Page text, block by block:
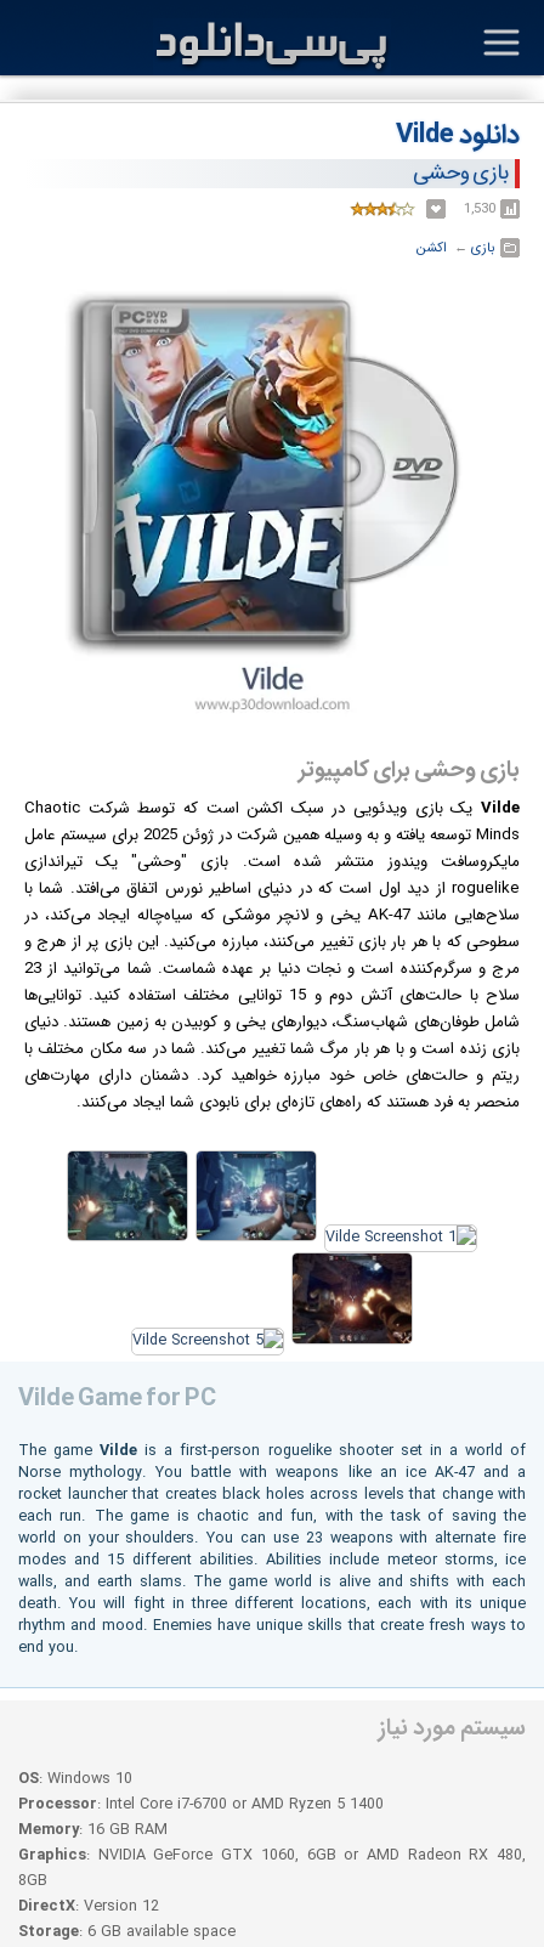
دانلود Vilde
بازی وحشی
1,530
بازی ← ‏ اکشن
بازی وحشی برای کامپیوتر
Vilde یکبازی
ویدئویی در سبک اکشن است که توسط شرکت Chaotic
Minds توسعه یافته و به وسیله همین شرکت در ژوئن 2025 برای سیستم عامل
مایکروسافتویندوز منتشر شده است. بازی "وحشی" یک تیراندازی
roguelike از دید اول است که در دنیای اساطیر نورس اتفاق می‌افتد. شما با
سلاح‌هایی مانند AK-47 یخی و لانچر موشکی که سیاه‌چاله ایجاد می‌کند، در
سطوحی که با هر بار بازی تغییر می‌کنند، مبارزه می‌کنید. این بازی پر از هرج و
مرج و سرگرم‌کننده است و نجات دنیا بر عهده شماست. شما می‌توانید از 23
سلاح با حالت‌های آتش دوم و 15 توانایی مختلف استفاده کنید. توانایی‌ها
شامل طوفان‌های شهاب‌سنگ، دیوارهای یخی و کوبیدن به زمین هستند. دنیای
بازی زنده است و با هر بار مرگ شما تغییر می‌کند. شما در سه مکان مختلف با
ریتم و حالت‌های خاص خود مبارزه خواهید کرد. دشمنان دارای مهارت‌های
منحصر به فرد هستند که راه‌های تازه‌ای برای نابودی شما ایجاد می‌کنند.
Vilde Game for PC
The gameVildeis a first-person roguelike shooter set in a world of
Norse mythology. You battle with weapons like an ice AK-47 and a
rocket launcher that creates black holes across levels that change with
each run. The game is chaotic and fun, with the task of saving the
world on your shoulders. You can use 23 weapons with alternate fire
modes and 15 different abilities. Abilities include meteor storms, ice
walls, and earth slams. The game world is alive and shifts with each
death. You will fight in three different locations, each with its unique
rhythm and mood. Enemies have unique skills that create fresh ways to
end you.
سیستم مورد نیاز
OS: Windows 10
Processor: Intel Core i7-6700 or AMD Ryzen 5 1400
Memory: 16 GB RAM
Graphics: NVIDIA GeForce GTX 1060, 6GB or AMD Radeon RX 480,
8GB
DirectX: Version 12
Storage: 6 GB available space